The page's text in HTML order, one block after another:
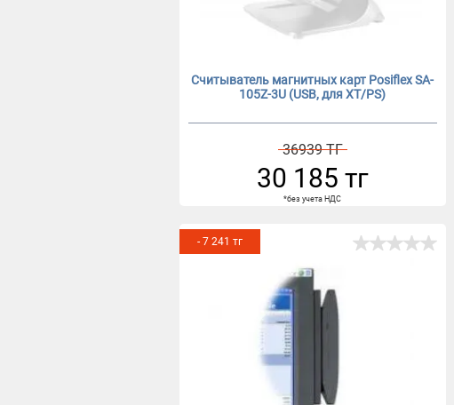
Считыватель магнитных карт Posiflex SA-
105Z-3U (USB, для XT/PS)
36939 ТГ
30 185 тг
*без учета НДС
- 7 241 тг